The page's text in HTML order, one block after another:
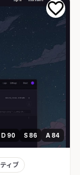
D 90 S 86 A 84
ィブ